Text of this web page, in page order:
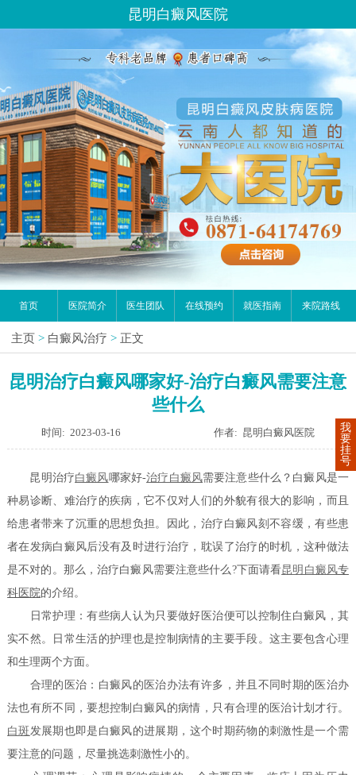
昆明白癜风医院
首页 医院简介 医生团队 在线预约 就医指南 来院路线
主页 > 白癜风治疗 > 正文
昆明治疗白癜风哪家好-治疗白癜风需要注意
些什么
时间: 2023-03-16 作者: 昆明白癜风医院
昆明治疗白癜风哪家好-治疗白癜风需要注意些什么？白癜风是一
种易诊断、难治疗的疾病，它不仅对人们的外貌有很大的影响，而且
给患者带来了沉重的思想负担。因此，治疗白癜风刻不容缓，有些患
者在发病白癜风后没有及时进行治疗，耽误了治疗的时机，这种做法
是不对的。那么，治疗白癜风需要注意些什么?下面请看昆明白癜风专
科医院的介绍。
日常护理：有些病人认为只要做好医治便可以控制住白癜风，其
实不然。日常生活的护理也是控制病情的主要手段。这主要包含心理
和生理两个方面。
合理的医治：白癜风的医治办法有许多，并且不同时期的医治办
法也有所不同，要想控制白癜风的病情，只有合理的医治计划才行。
白斑发展期也即是白癜风的进展期，这个时期药物的刺激性是一个需
要注意的问题，尽量挑选刺激性小的。
我
要
挂
号